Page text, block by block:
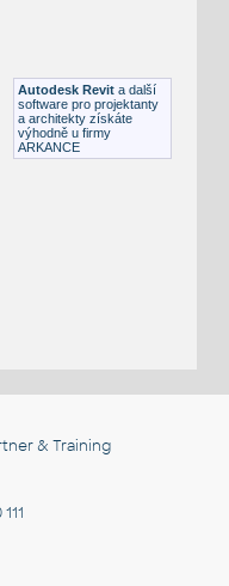
Autodesk Revit a další
software pro projektanty
a architekty získáte
výhodně u firmy
ARKANCE
& Training